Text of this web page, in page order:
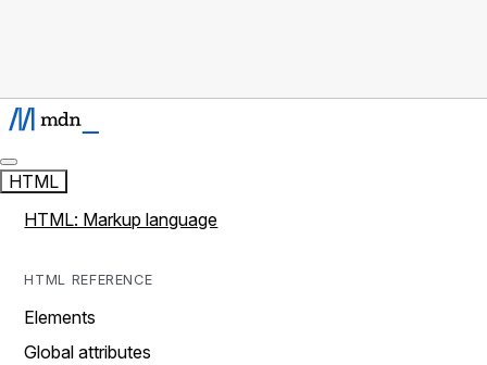
HTML
HTML: Markup language
HTML REFERENCE
Elements
Global attributes